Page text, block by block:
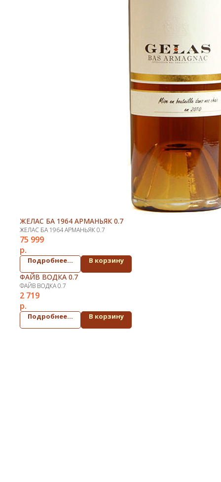
ЖЕЛАС БА 1964 АРМАНЬЯК 0.7
ЖЕЛАС БА 1964 АРМАНЬЯК 0.7
75 999
р.
Подробнее... В корзину
ФАЙВ ВОДКА 0.7
ФАЙВ ВОДКА 0.7
2 719
р.
Подробнее... В корзину